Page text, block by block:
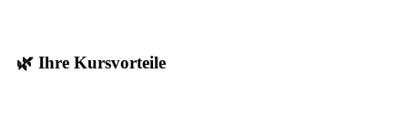
🌿 Ihre Kursvorteile